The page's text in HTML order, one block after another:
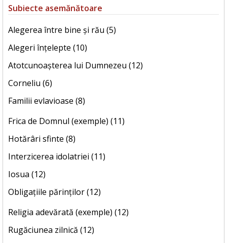
Subiecte asemănătoare
Alegerea între bine și rău (5)
Alegeri înțelepte (10)
Atotcunoașterea lui Dumnezeu (12)
Corneliu (6)
Familii evlavioase (8)
Frica de Domnul (exemple) (11)
Hotărâri sfinte (8)
Interzicerea idolatriei (11)
Iosua (12)
Obligațiile părinților (12)
Religia adevărată (exemple) (12)
Rugăciunea zilnică (12)